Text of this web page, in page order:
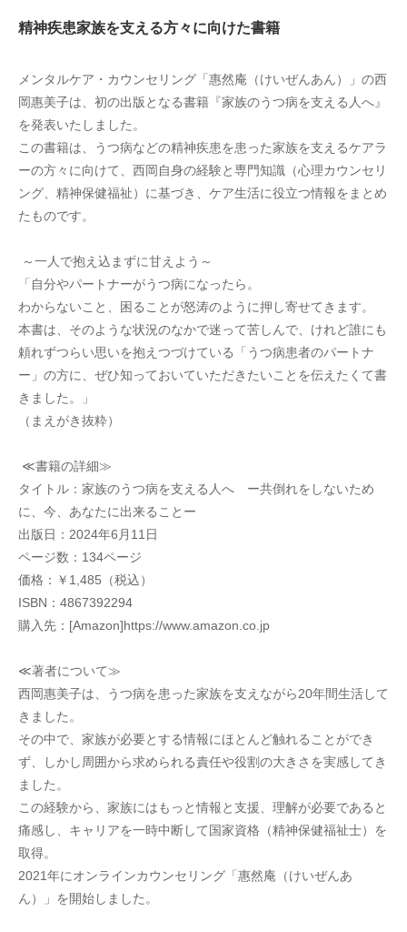
精神疾患家族を支える方々に向けた書籍
メンタルケア・カウンセリング「惠然庵（けいぜんあん）」の西
岡惠美子は、初の出版となる書籍『家族のうつ病を支える人へ』
を発表いたしました。
この書籍は、うつ病などの精神疾患を患った家族を支えるケアラ
ーの方々に向けて、西岡自身の経験と専門知識（心理カウンセリ
ング、精神保健福祉）に基づき、ケア生活に役立つ情報をまとめ
たものです。
～一人で抱え込まずに甘えよう～
「自分やパートナーがうつ病になったら。
わからないこと、困ることが怒涛のように押し寄せてきます。
本書は、そのような状況のなかで迷って苦しんで、けれど誰にも
頼れずつらい思いを抱えつづけている「うつ病患者のパートナ
ー」の方に、ぜひ知っておいていただきたいことを伝えたくて書
きました。」
（まえがき抜粋）
≪書籍の詳細≫
タイトル：家族のうつ病を支える人へ　ー共倒れをしないため
に、今、あなたに出来ることー
出版日：2024年6月11日
ページ数：134ページ
価格：￥1,485（税込）
ISBN：4867392294
購入先：[Amazon]https://www.amazon.co.jp
≪著者について≫
西岡惠美子は、うつ病を患った家族を支えながら20年間生活して
きました。
その中で、家族が必要とする情報にほとんど触れることができ
ず、しかし周囲から求められる責任や役割の大きさを実感してき
ました。
この経験から、家族にはもっと情報と支援、理解が必要であると
痛感し、キャリアを一時中断して国家資格（精神保健福祉士）を
取得。
2021年にオンラインカウンセリング「惠然庵（けいぜんあ
ん）」を開始しました。